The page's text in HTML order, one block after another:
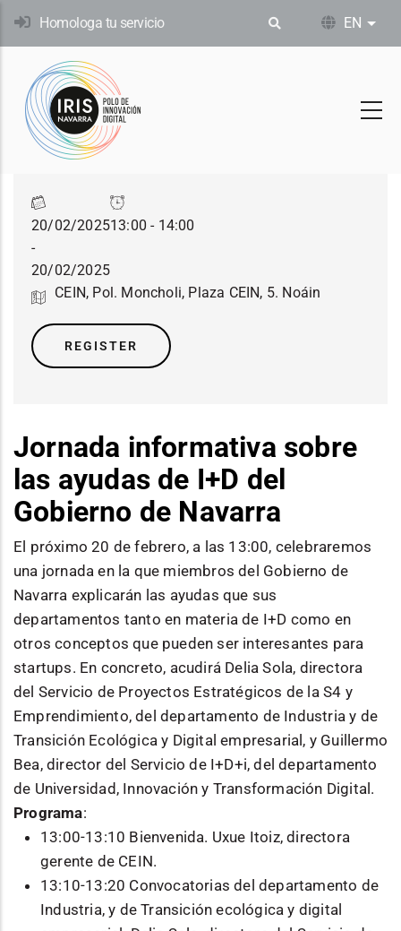
Skip
content
Homologa tu servicio EN List
20/02/2025
-
20/02/2025
13:00 - 14:00
CEIN, Pol. Moncholi, Plaza CEIN, 5. Noáin
REGISTER
Jornada informativa sobre
las ayudas de I+D del
Gobierno de Navarra
El próximo 20 de febrero, a las 13:00, celebraremos
una jornada en la que miembros del Gobierno de
Navarra explicarán las ayudas que sus
departamentos tanto en materia de I+D como en
otros conceptos que pueden ser interesantes para
startups. En concreto, acudirá Delia Sola, directora
del Servicio de Proyectos Estratégicos de la S4 y
Emprendimiento, del departamento de Industria y de
Transición Ecológica y Digital empresarial, y Guillermo
Bea, director del Servicio de I+D+i, del departamento
de Universidad, Innovación y Transformación Digital.
Programa:
13:00-13:10 Bienvenida. Uxue Itoiz, directora
gerente de CEIN.
13:10-13:20 Convocatorias del departamento de
Industria, y de Transición ecológica y digital